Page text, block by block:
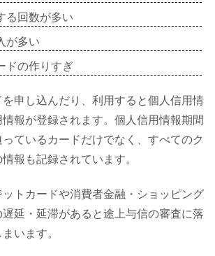
る回数が多い
が多い
ドの作りすぎ
申し込んだり、利用すると個人信用情
報が登録されます。個人信用情報期間
ているカードだけでなく、すべてのク
報も記録されています。
トカードや消費者金融・ショッピング
遅延・延滞があると途上与信の審査に落
います。